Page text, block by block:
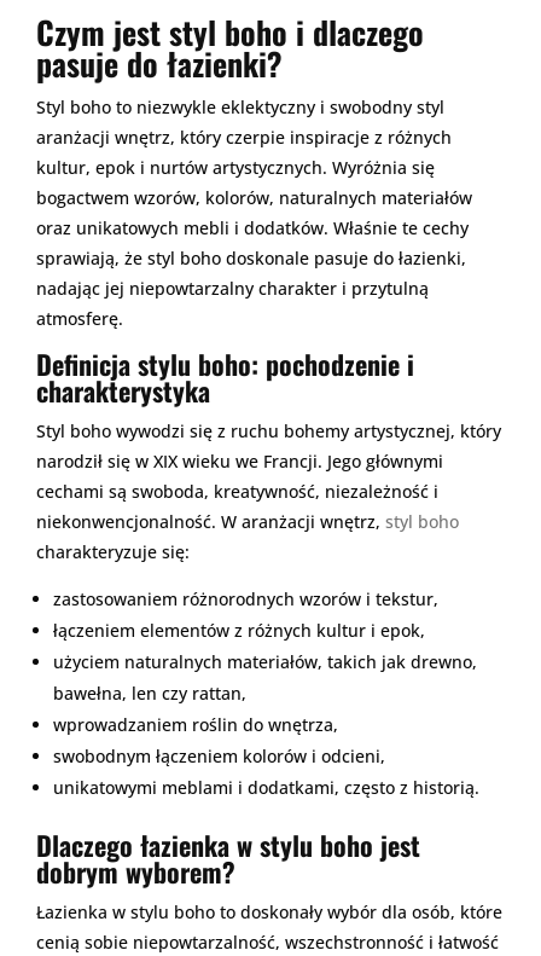
Czym jest styl boho i dlaczego
pasuje do łazienki?
Styl boho to niezwykle eklektyczny i swobodny styl
aranżacji wnętrz, który czerpie inspiracje z różnych
kultur, epok i nurtów artystycznych. Wyróżnia się
bogactwem wzorów, kolorów, naturalnych materiałów
oraz unikatowych mebli i dodatków. Właśnie te cechy
sprawiają, że styl boho doskonale pasuje do łazienki,
nadając jej niepowtarzalny charakter i przytulną
atmosferę.
Definicja stylu boho: pochodzenie i
charakterystyka
Styl boho wywodzi się z ruchu bohemy artystycznej, który
narodził się w XIX wieku we Francji. Jego głównymi
cechami są swoboda, kreatywność, niezależność i
niekonwencjonalność. W aranżacji wnętrz, styl boho
charakteryzuje się:
zastosowaniem różnorodnych wzorów i tekstur,
łączeniem elementów z różnych kultur i epok,
użyciem naturalnych materiałów, takich jak drewno,
bawełna, len czy rattan,
wprowadzaniem roślin do wnętrza,
swobodnym łączeniem kolorów i odcieni,
unikatowymi meblami i dodatkami, często z historią.
Dlaczego łazienka w stylu boho jest
dobrym wyborem?
Łazienka w stylu boho to doskonały wybór dla osób, które
cenią sobie niepowtarzalność, wszechstronność i łatwość